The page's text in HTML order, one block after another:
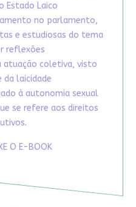
Estado Laico
no parlamento,
e estudiosas do tema
reflexões
atuação coletiva, visto
da laicidade
à autonomia sexual
se refere aos direitos
O E-BOOK